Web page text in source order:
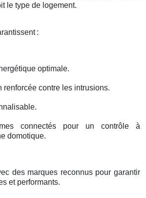
le type de logement.
:
optimale.
renforcée contre les intrusions.
connectés pour un contrôle à
domotique.
des marques reconnus pour garantir
et performants.